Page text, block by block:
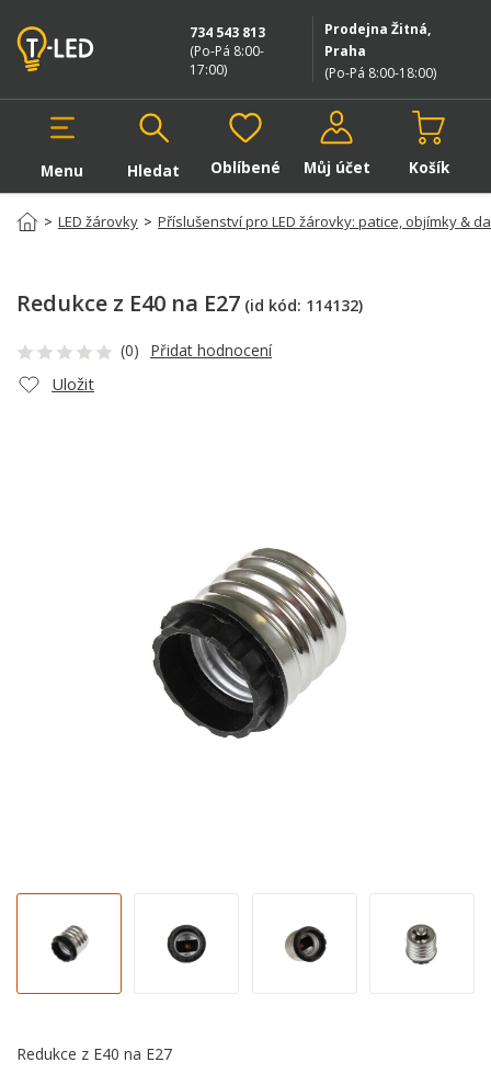
Prodejna Žitná,
Praha
(Po-Pá 8:00-18:00)
734 543 813
(Po-Pá 8:00-
17:00)
Menu Hledat
Hledat v produktech
Oblíbené Můj účet Košík
> LED žárovky > Příslušenství pro LED žárovky: patice, objímky &
Redukce z E40 na E27 (id kód: 114132)
(0) Přidat hodnocení
Uložit
Redukce z E40 na E27